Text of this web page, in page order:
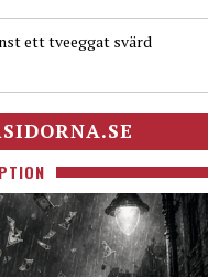
ett tveeggat svärd